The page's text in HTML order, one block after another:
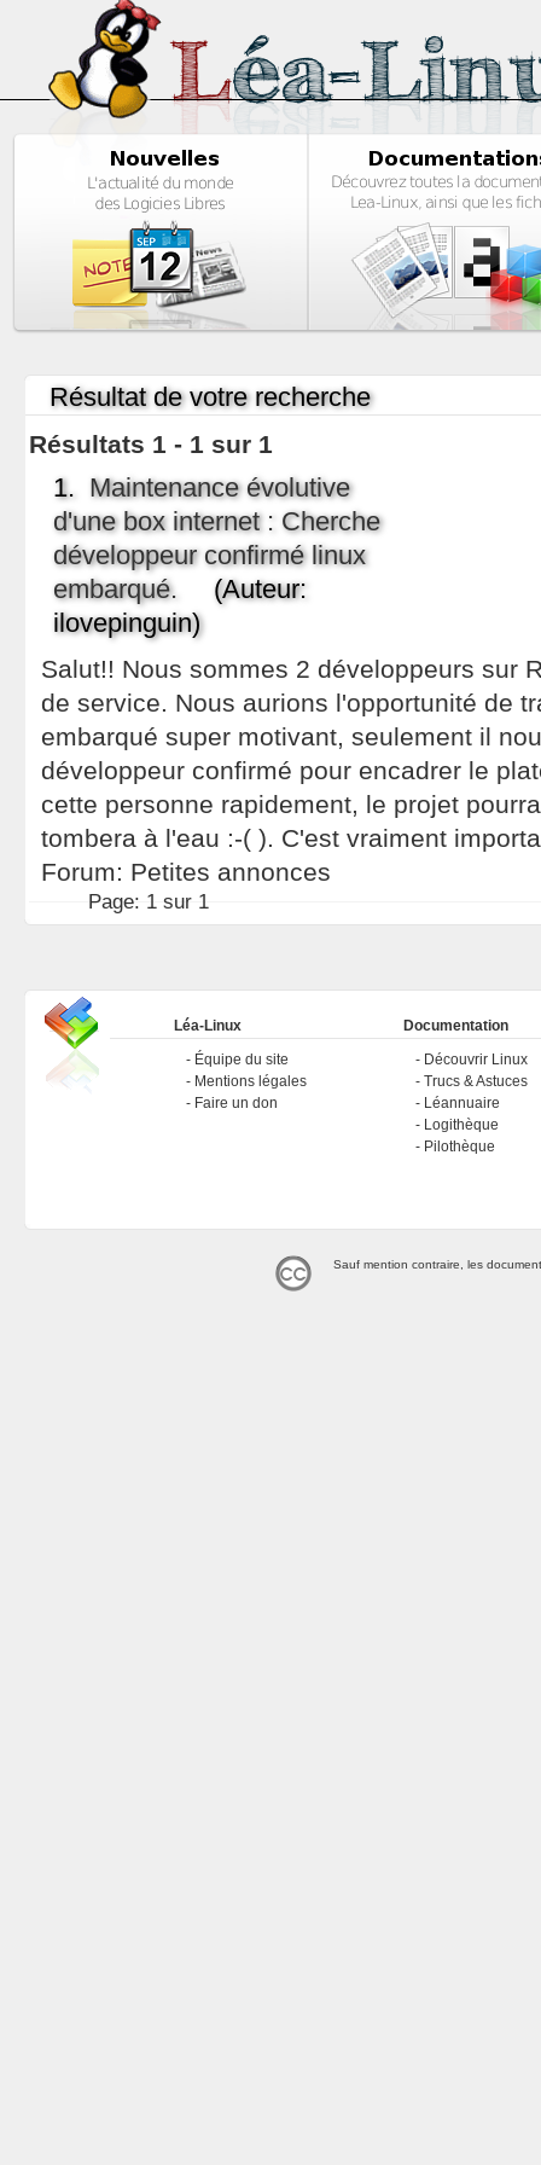
Résultat de votre recherche
Résultats 1 - 1 sur 1
1. Maintenance évolutive
d'une box internet : Cherche
développeur confirmé linux
embarqué. (Auteur:
ilovepinguin)
Salut!! Nous sommes 2 développeurs sur
de service. Nous aurions l'opportunité de
embarqué super motivant, seulement il
développeur confirmé pour encadrer le
cette personne rapidement, le projet
tombera à l'eau :-( ). C'est vraiment
Forum: Petites annonces
Page: 1 sur 1
Léa-Linux
Équipe du site
Mentions légales
Faire un don
Documentation
Découvrir Linux
Trucs & Astuces
Léannuaire
Logithèque
Pilothèque
Sauf mention contraire, les